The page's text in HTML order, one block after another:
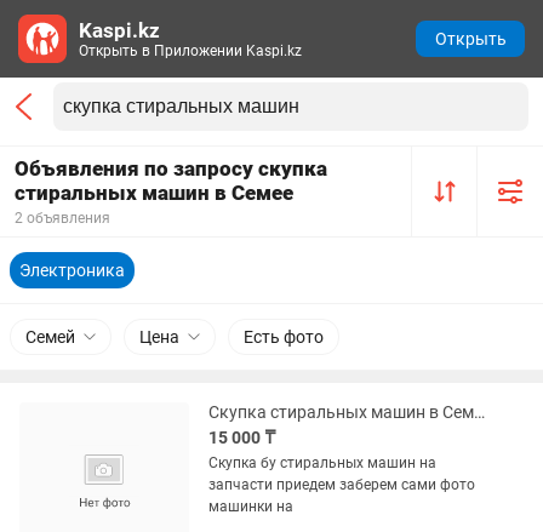
Объявления по запросу скупка
стиральных машин в Семее
2 объявления
Электроника
Семей Цена Есть фото
Скупка стиральных машин в Семей
15 000 ₸
Скупка бу стиральных машин на
запчасти приедем заберем сами фото
машинки на
Kaspi.kz
Открыть в Приложении Kaspi.kz
Открыть